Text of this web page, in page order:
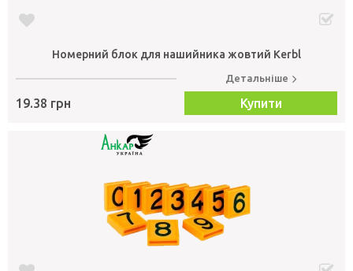
Номерний блок для нашийника жовтий Kerbl
19.38 грн
Детальніше
Купити